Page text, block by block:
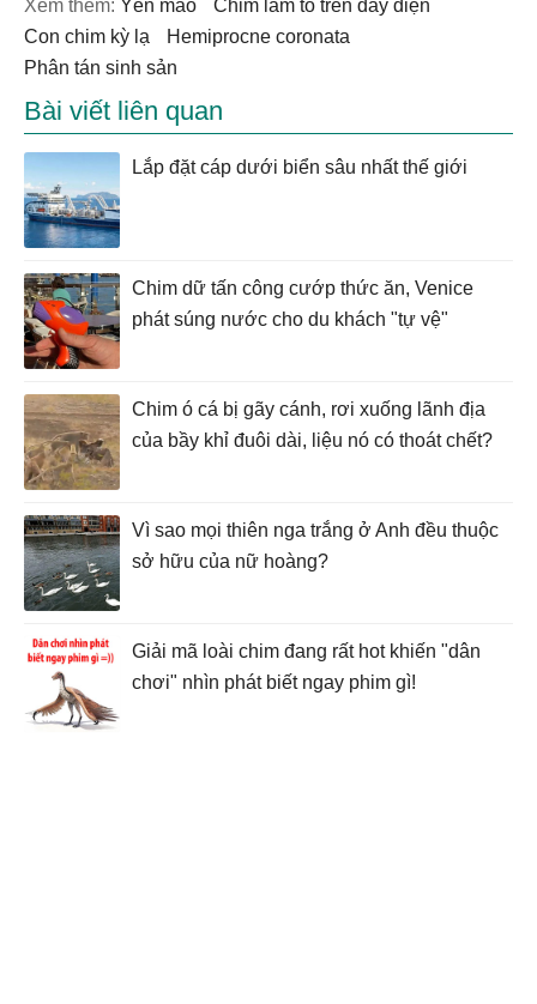
Xem thêm: yến mào
chim làm tổ trên dây điện
Con chim kỳ lạ
Hemiprocne coronata
phân tán sinh sản
Bài viết liên quan
Lắp đặt cáp dưới biển sâu nhất thế giới
Chim dữ tấn công cướp thức ăn, Venice
phát súng nước cho du khách "tự vệ"
Chim ó cá bị gãy cánh, rơi xuống lãnh địa
của bầy khỉ đuôi dài, liệu nó có thoát chết?
Vì sao mọi thiên nga trắng ở Anh đều thuộc
sở hữu của nữ hoàng?
Giải mã loài chim đang rất hot khiến "dân
chơi" nhìn phát biết ngay phim gì!